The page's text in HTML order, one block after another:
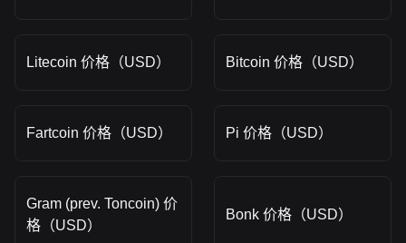
Litecoin 价格（USD） Bitcoin 价格（USD）
Fartcoin 价格（USD） Pi 价格（USD）
Gram (prev. Toncoin) 价
格（USD）
Bonk 价格（USD）